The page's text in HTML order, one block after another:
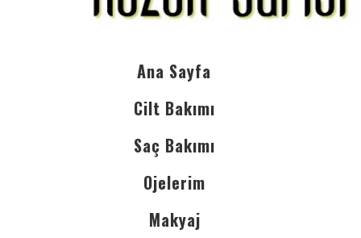
Ana Sayfa
Cilt Bakımı
Saç Bakımı
Ojelerim
Makyaj